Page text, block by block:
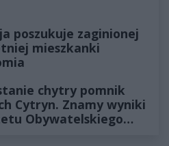
poszukuje zaginionej
mieszkanki
chytry pomnik
Cytryn. Znamy wyniki
Obywatelskiego